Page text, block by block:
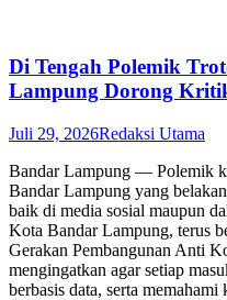
Di Tengah Polemik
Lampung Dorong
Juli 29, 2026Redaksi Utama
Bandar Lampung — Polemik
Bandar Lampung yang
baik di media sosial maupun
Kota Bandar Lampung, terus
Gerakan Pembangunan Anti
mengingatkan agar setiap
berbasis data, serta